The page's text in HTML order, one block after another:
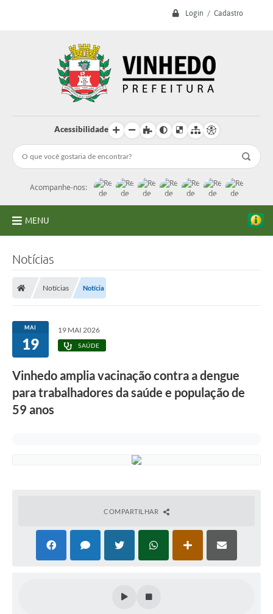
Login / Cadastro
Acessibilidade
Acompanhe-nos:
MENU
Licitações
Transparência
Concursos e Processos Seletivos
Inclusão e Acessibilidade
Defesa Civil
Notícias
Notícias Notícia
MAI
19
19 MAI 2026
SAÚDE
Vinhedo amplia vacinação contra a dengue
para trabalhadores da saúde e população de
59 anos
COMPARTILHAR